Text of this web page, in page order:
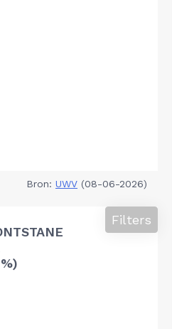
Bron: UWV (08-06-2026)
Filters